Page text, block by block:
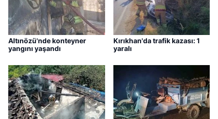
Altınözü'nde konteyner
yangını yaşandı
Kırıkhan'da trafik kazası: 1
yaralı